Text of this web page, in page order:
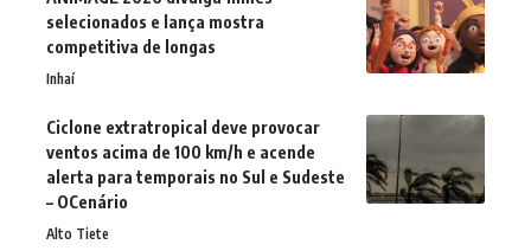
selecionados e lança mostra
competitiva de longas
Inhaí
Ciclone extratropical deve provocar
ventos acima de 100 km/h e acende
alerta para temporais no Sul e Sudeste
– OCenário
Alto Tiete